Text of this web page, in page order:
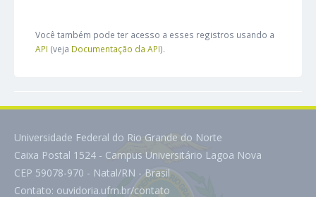
Você também pode ter acesso a esses registros usando a
API (veja Documentação da API).
Universidade Federal do Rio Grande do Norte
Caixa Postal 1524 - Campus Universitário Lagoa Nova
CEP 59078-970 - Natal/RN - Brasil
Contato: ouvidoria.ufrn.br/contato